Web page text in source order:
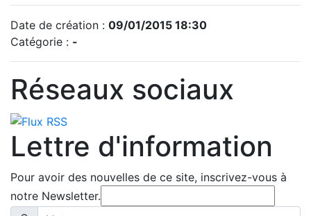
Date de création : 09/01/2015 18:30
Catégorie : -
Réseaux sociaux
Lettre d'information
Pour avoir des nouvelles de ce site, inscrivez-vous à
notre Newsletter.